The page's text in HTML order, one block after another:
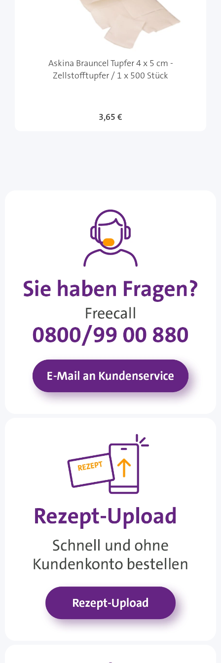
Askina Brauncel Tupfer 4 x 5 cm -
Zellstofftupfer / 1 x 500 Stück
3,65 €